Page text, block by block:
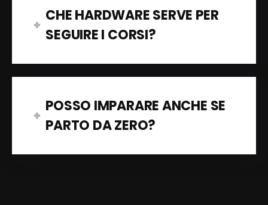
CHE HARDWARE SERVE PER
SEGUIRE I CORSI?
POSSO IMPARARE ANCHE SE
PARTO DA ZERO?